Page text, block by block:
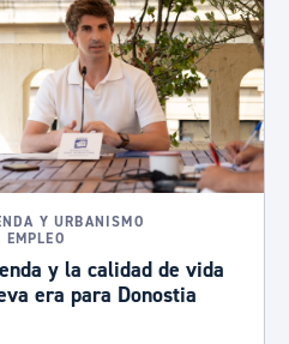
Y URBANISMO
EMPLEO
y la calidad de vida
era para Donostia